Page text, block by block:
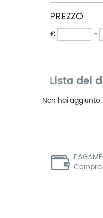
PREZZO
€ -
Lista dei
Non hai